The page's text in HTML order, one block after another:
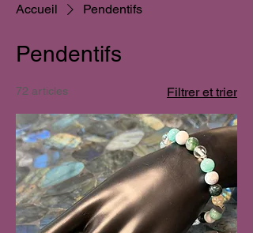
Accueil Pendentifs
Pendentifs
72 articles Filtrer et trier